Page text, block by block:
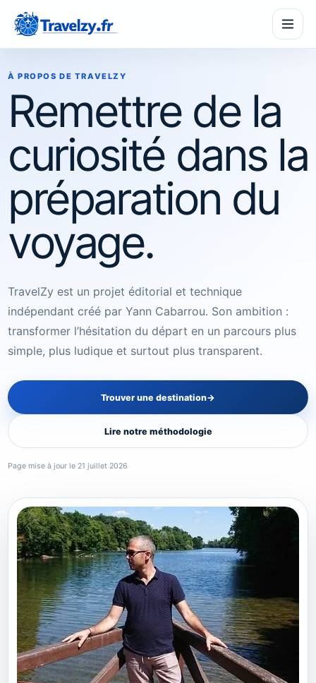
SeasonPass
Partir à la bonne saison
🗺️ TripMaker
Créer un itinéraire
€ BudgetZy
Estimer son budget
⇄ CompareZy
Comparer ses options
Équipements
Choisir le bon matériel
À PROPOS DE TRAVELZY
Remettre de la
curiosité dans la
préparation du
voyage.
TravelZy est un projet éditorial et technique
indépendant créé par Yann Cabarrou. Son ambition :
transformer l’hésitation du départ en un parcours plus
simple, plus ludique et surtout plus transparent.
Trouver une destination→
Lire notre méthodologie
Page mise à jour le 21 juillet 2026